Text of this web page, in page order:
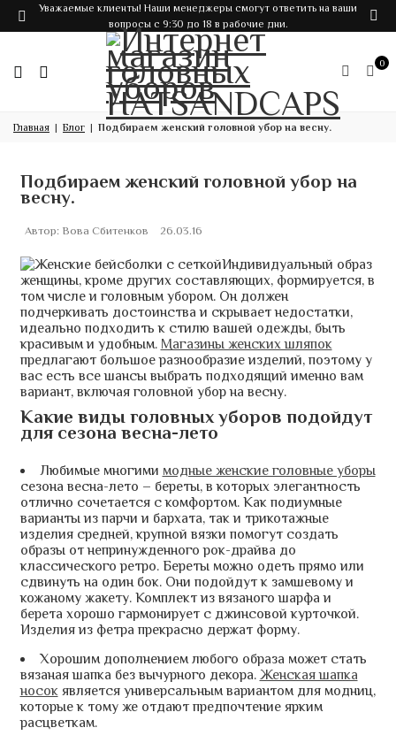
Уважаемые клиенты! Наши менеджеры смогут ответить на ваши
вопросы с 9:30 до 18 в рабочие дни.
0
Главная Блог Подбираем женский головной убор на весну.
Подбираем женский головной убор на
весну.
Автор: Вова Сбитенков 26.03.16
Индивидуальный образ
женщины, кроме других составляющих, формируется, в
том числе и головным убором. Он должен
подчеркивать достоинства и скрывает недостатки,
идеально подходить к стилю вашей одежды, быть
красивым и удобным. Магазины женских шляпок
предлагают большое разнообразие изделий, поэтому у
вас есть все шансы выбрать подходящий именно вам
вариант, включая головной убор на весну.
Какие виды головных уборов подойдут
для сезона весна-лето
Любимые многими модные женские головные уборы
сезона весна-лето – береты, в которых элегантность
отлично сочетается с комфортом. Как подиумные
варианты из парчи и бархата, так и трикотажные
изделия средней, крупной вязки помогут создать
образы от непринужденного рок-драйва до
классического ретро. Береты можно одеть прямо или
сдвинуть на один бок. Они подойдут к замшевому и
кожаному жакету. Комплект из вязаного шарфа и
берета хорошо гармонирует с джинсовой курточкой.
Изделия из фетра прекрасно держат форму.
Хорошим дополнением любого образа может стать
вязаная шапка без вычурного декора. Женская шапка
носокявляется универсальным вариантом для модниц,
которые к тому же отдают предпочтение ярким
расцветкам.